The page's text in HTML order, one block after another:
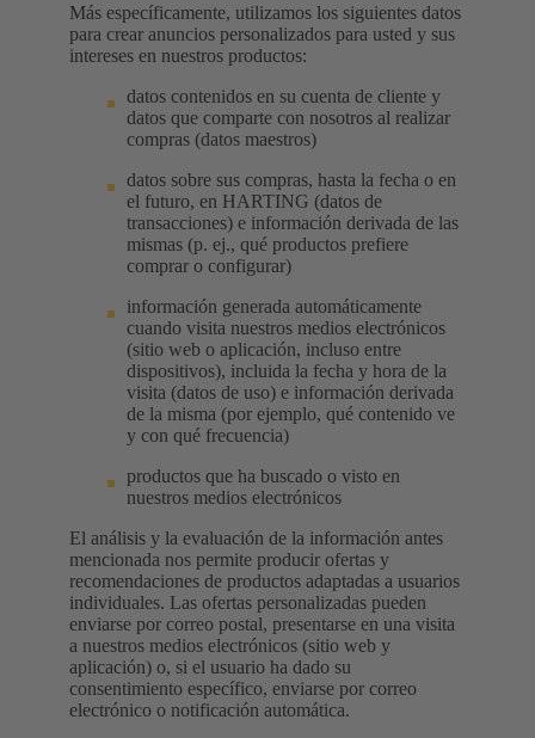
Más específicamente, utilizamos los siguientes datos
para crear anuncios personalizados para usted y sus
intereses en nuestros productos:
datos contenidos en su cuenta de cliente y
datos que comparte con nosotros al realizar
compras (datos maestros)
datos sobre sus compras, hasta la fecha o en
el futuro, en HARTING (datos de
transacciones) e información derivada de las
mismas (p. ej., qué productos prefiere
comprar o configurar)
información generada automáticamente
cuando visita nuestros medios electrónicos
(sitio web o aplicación, incluso entre
dispositivos), incluida la fecha y hora de la
visita (datos de uso) e información derivada
de la misma (por ejemplo, qué contenido ve
y con qué frecuencia)
productos que ha buscado o visto en
nuestros medios electrónicos
El análisis y la evaluación de la información antes
mencionada nos permite producir ofertas y
recomendaciones de productos adaptadas a usuarios
individuales. Las ofertas personalizadas pueden
enviarse por correo postal, presentarse en una visita
a nuestros medios electrónicos (sitio web y
aplicación) o, si el usuario ha dado su
consentimiento específico, enviarse por correo
electrónico o notificación automática.